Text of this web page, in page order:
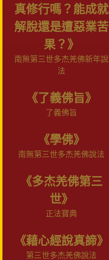
真修行嗎？能成就
解脫還是遭惡業苦
果？》
南無第三世多杰羌佛新年說
法
《了義佛旨》
了義佛旨
《學佛》
南無第三世多杰羌佛說法
《多杰羌佛第三
世》
正法寶典
《藉心經說真諦》
第三世多杰羌佛說法